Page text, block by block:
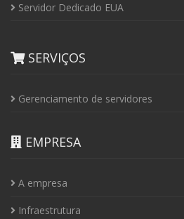
Servidor Dedicado EUA
SERVIÇOS
Gerenciamento de servidores
EMPRESA
A empresa
Infraestrutura